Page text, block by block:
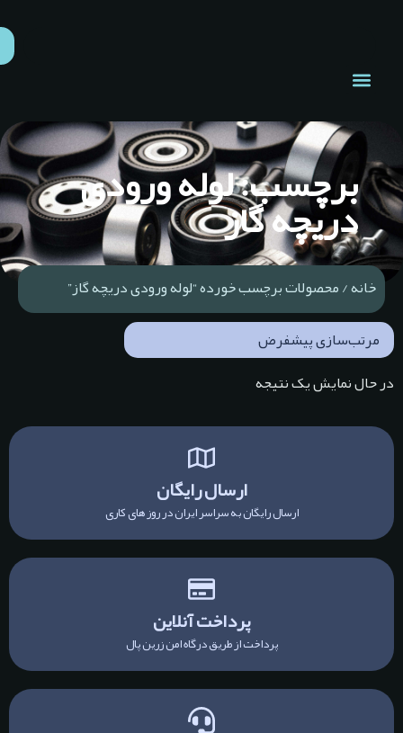
برچسب: لوله ورودی
دریچه گاز
خانه/ محصولات برچسب خورده “لوله ورودی دریچه گاز”
حال نمایش یک نتیجه
ارسال رایگان
ارسال رایگان به سراسر ایران در روز های کاری
پرداخت آنلاین
پرداخت از طریق درگاه امن زرین پال